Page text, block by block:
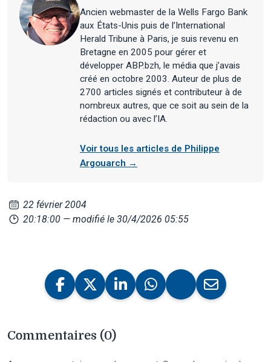
Ancien webmaster de la Wells Fargo Bank
aux États-Unis puis de l’International
Herald Tribune à Paris, je suis revenu en
Bretagne en 2005 pour gérer et
développer ABP.bzh, le média que j’avais
créé en octobre 2003. Auteur de plus de
2700 articles signés et contributeur à de
nombreux autres, que ce soit au sein de la
rédaction ou avec l’IA.
Voir tous les articles de Philippe
Argouarch →
22 février 2004
20:18:00 — modifié le 30/4/2026 05:55
Commentaires (0)